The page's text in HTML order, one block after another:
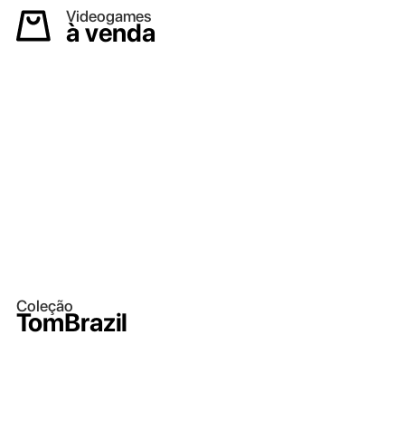
Videogames
à venda
Coleção
TomBrazil